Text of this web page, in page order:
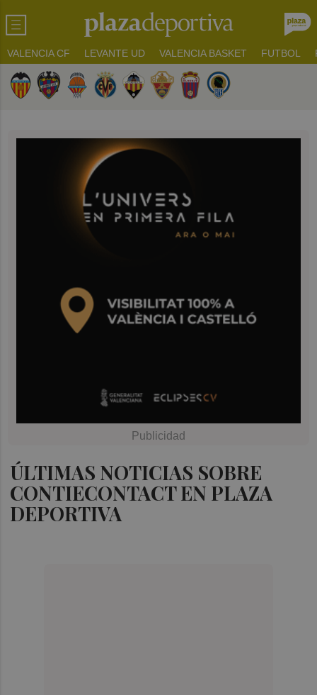
VALENCIA CF LEVANTE UD VALENCIA BASKET FUTBOL
ÚLTIMAS NOTICIAS SOBRE
CONTIECONTACT EN PLAZA
DEPORTIVA